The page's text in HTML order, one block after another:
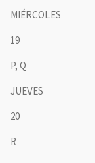
MIÉRCOLES
19
P, Q
JUEVES
20
R